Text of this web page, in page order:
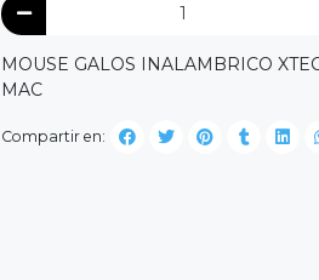
MOUSE GALOS INALAMBRICO
MAC
Compartir en: